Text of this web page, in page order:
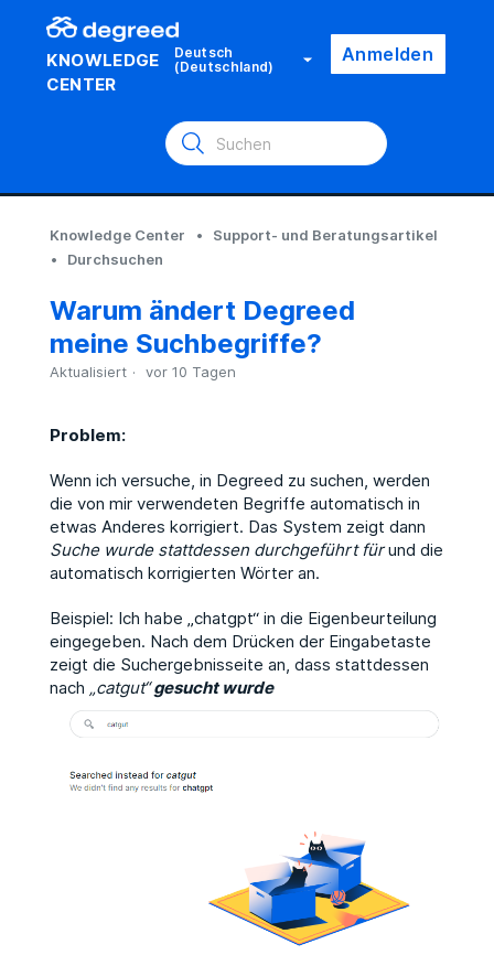
KNOWLEDGE
CENTER
Deutsch
(Deutschland) Anmelden
Knowledge Center
Support- und Beratungsartikel
Durchsuchen
Warum ändert Degreed
meine Suchbegriffe?
Aktualisiert vor 10 Tagen
Problem:
Wenn ich versuche, in Degreed zu suchen, werden
die von mir verwendeten Begriffe automatisch in
etwas Anderes korrigiert. Das System zeigt dann
Suche wurde stattdessen durchgeführt fürund die
automatisch korrigierten Wörter an.
Beispiel: Ich habe „chatgpt“ in die Eigenbeurteilung
eingegeben. Nach dem Drücken der Eingabetaste
zeigt die Suchergebnisseite an, dass stattdessen
nach „catgut“gesucht wurde